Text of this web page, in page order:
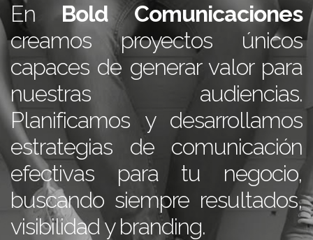
EnBold Comunicaciones
creamos proyectos únicos
capaces de generar valor para
nuestras audiencias.
Planificamos y desarrollamos
estrategias de comunicación
efectivas para tu negocio,
buscando siempre resultados,
visibilidad y branding.